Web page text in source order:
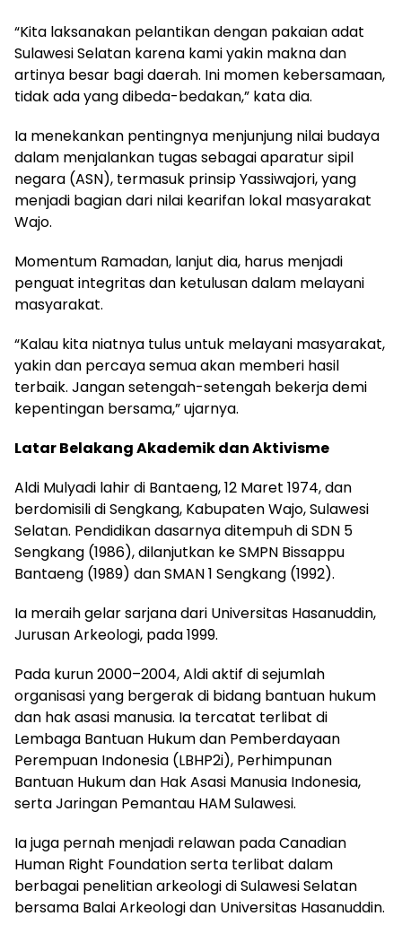
“Kita laksanakan pelantikan dengan pakaian adat
Sulawesi Selatan karena kami yakin makna dan
artinya besar bagi daerah. Ini momen kebersamaan,
tidak ada yang dibeda-bedakan,” kata dia.
Ia menekankan pentingnya menjunjung nilai budaya
dalam menjalankan tugas sebagai aparatur sipil
negara (ASN), termasuk prinsip Yassiwajori, yang
menjadi bagian dari nilai kearifan lokal masyarakat
Wajo.
Momentum Ramadan, lanjut dia, harus menjadi
penguat integritas dan ketulusan dalam melayani
masyarakat.
“Kalau kita niatnya tulus untuk melayani masyarakat,
yakin dan percaya semua akan memberi hasil
terbaik. Jangan setengah-setengah bekerja demi
kepentingan bersama,” ujarnya.
Latar Belakang Akademik dan Aktivisme
Aldi Mulyadi lahir di Bantaeng, 12 Maret 1974, dan
berdomisili di Sengkang, Kabupaten Wajo, Sulawesi
Selatan. Pendidikan dasarnya ditempuh di SDN 5
Sengkang (1986), dilanjutkan ke SMPN Bissappu
Bantaeng (1989) dan SMAN 1 Sengkang (1992).
Ia meraih gelar sarjana dari Universitas Hasanuddin,
Jurusan Arkeologi, pada 1999.
Pada kurun 2000–2004, Aldi aktif di sejumlah
organisasi yang bergerak di bidang bantuan hukum
dan hak asasi manusia. Ia tercatat terlibat di
Lembaga Bantuan Hukum dan Pemberdayaan
Perempuan Indonesia (LBHP2i), Perhimpunan
Bantuan Hukum dan Hak Asasi Manusia Indonesia,
serta Jaringan Pemantau HAM Sulawesi.
Ia juga pernah menjadi relawan pada Canadian
Human Right Foundation serta terlibat dalam
berbagai penelitian arkeologi di Sulawesi Selatan
bersama Balai Arkeologi dan Universitas Hasanuddin.